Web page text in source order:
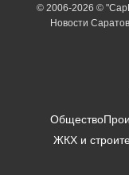
© 2006-2026 ©
Новости
Общество
ЖКХ и